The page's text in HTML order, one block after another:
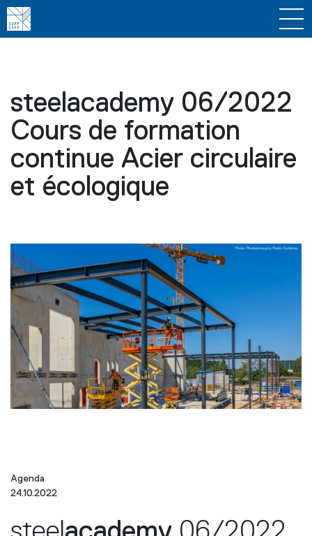
steelacademy 06/2022
Cours de formation
continue Acier circulaire
et écologique
Agenda
24.10.2022